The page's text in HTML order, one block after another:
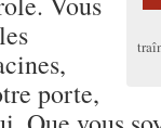
porte,